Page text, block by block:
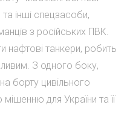
інші спецзасоби,
з російських ПВК.
нафтові танкери, робить
З одного боку,
борту цивільного
для України та її